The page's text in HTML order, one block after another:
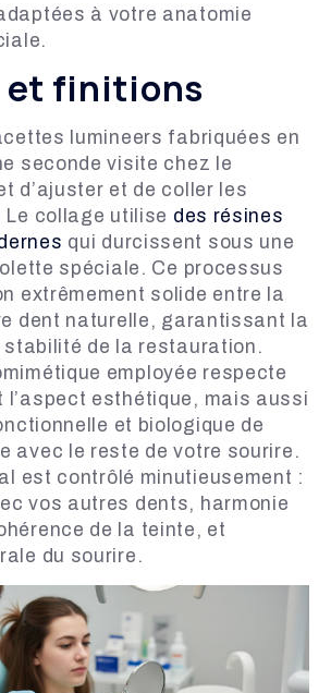
à votre anatomie
et finitions
lumineers fabriquées en
seconde visite chez le
d’ajuster et de coller les
collage utilise des résines
qui durcissent sous une
spéciale. Ce processus
extrêmement solide entre la
dent naturelle, garantissant la
stabilité de la restauration.
employée respecte
l’aspect esthétique, mais aussi
et biologique de
avec le reste de votre sourire.
est contrôlé minutieusement :
vos autres dents, harmonie
de la teinte, et
du sourire.